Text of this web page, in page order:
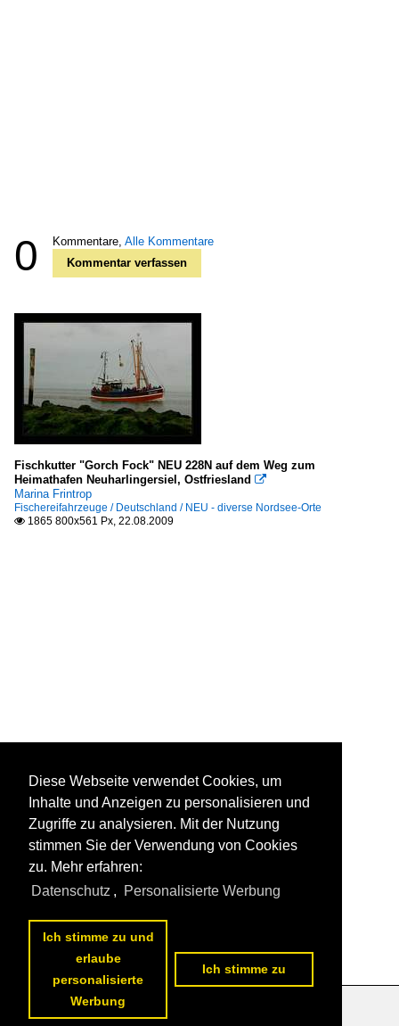
0 Kommentare, Alle Kommentare
Kommentar verfassen
Fischkutter "Gorch Fock" NEU 228N auf dem Weg zum
Heimathafen Neuharlingersiel, Ostfriesland 
Marina Frintrop
Fischereifahrzeuge / Deutschland / NEU - diverse Nordsee-Orte
 1865 800x561 Px, 22.08.2009
Datenschutzerklärung
Diese Webseite verwendet Cookies, um
Inhalte und Anzeigen zu personalisieren und
Zugriffe zu analysieren. Mit der Nutzung
stimmen Sie der Verwendung von Cookies
zu. Mehr erfahren:
Datenschutz , Personalisierte Werbung
Ich stimme zu und
erlaube
personalisierte
Werbung
Ich stimme zu